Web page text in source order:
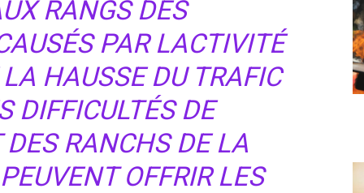
RANGS DES
PAR LACTIVITÉ
HAUSSE DU TRAFIC
DIFFICULTÉS DE
RANCHS DE LA
OFFRIR LES